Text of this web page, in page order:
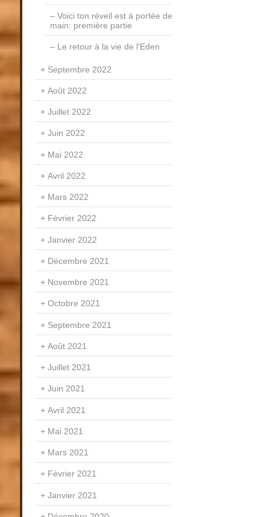
Voici ton réveil est à portée de
main: première partie
Le retour à la vie de l'Eden
Septembre 2022
Août 2022
Juillet 2022
Juin 2022
Mai 2022
Avril 2022
Mars 2022
Février 2022
Janvier 2022
Décembre 2021
Novembre 2021
Octobre 2021
Septembre 2021
Août 2021
Juillet 2021
Juin 2021
Avril 2021
Mai 2021
Mars 2021
Février 2021
Janvier 2021